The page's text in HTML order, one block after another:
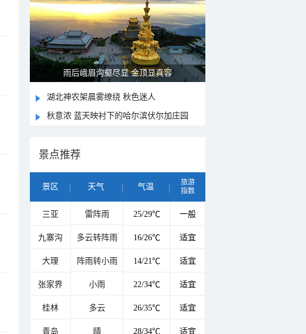
雨后峨眉沟壑尽显 金顶显真容
湖北神农架晨雾缭绕 秋色迷人
秋意浓 蓝天映衬下的哈尔滨伏尔加庄园
景点推荐
景区 天气 气温
旅游
指数
三亚 雷阵雨 25/29℃ 一般
九寨沟 多云转阵雨 16/26℃ 适宜
大理 阵雨转小雨 14/21℃ 适宜
张家界 小雨 22/34℃ 适宜
桂林 多云 26/35℃ 适宜
青岛 晴 28/34℃ 适宜